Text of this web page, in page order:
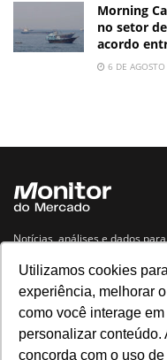
Utilizamos cookies
experiência, melhorar
como você interage
personalizar conteúdo.
concorda com o uso
Morning
no setor
acordo
6 DE
Notícias, análises e dados
Navegue no site
Últimas notícias Quem
Política de privacidade